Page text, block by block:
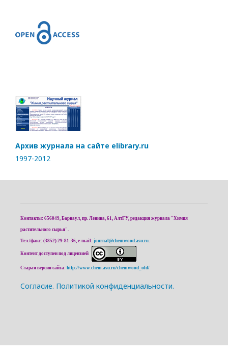
Архив журнала на сайте elibrary.ru
1997-2012
Контакты: 656049, Барнаул, пр. Ленина, 61, АлтГУ, редакция журнала "Химия
растительного сырья".
Тел./факс: (3852) 29-81-36, e-mail: journal@chemwood.asu.ru.
Контент доступен под лицензией
Старая версия сайта: http://www.chem.asu.ru/chemwood_old/
Cогласие. Политикой конфиденциальности.